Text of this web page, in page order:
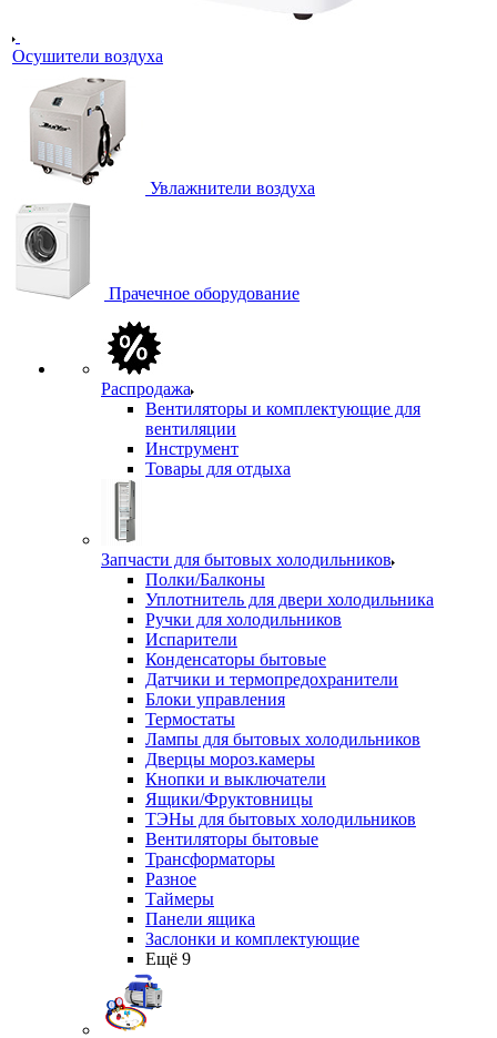
Осушители воздуха
Увлажнители воздуха
Прачечное оборудование
Распродажа
Вентиляторы и комплектующие для
вентиляции
Инструмент
Товары для отдыха
Запчасти для бытовых холодильников
Полки/Балконы
Уплотнитель для двери холодильника
Ручки для холодильников
Испарители
Конденсаторы бытовые
Датчики и термопредохранители
Блоки управления
Термостаты
Лампы для бытовых холодильников
Дверцы мороз.камеры
Кнопки и выключатели
Ящики/Фруктовницы
ТЭНы для бытовых холодильников
Вентиляторы бытовые
Трансформаторы
Разное
Таймеры
Панели ящика
Заслонки и комплектующие
Ещё 9